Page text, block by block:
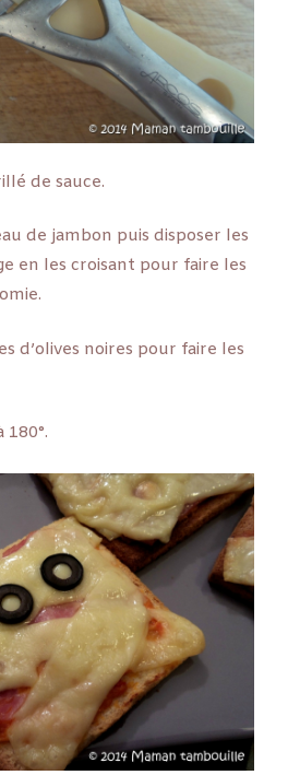
de sauce.
de jambon puis disposer les
en les croisant pour faire les
d’olives noires pour faire les